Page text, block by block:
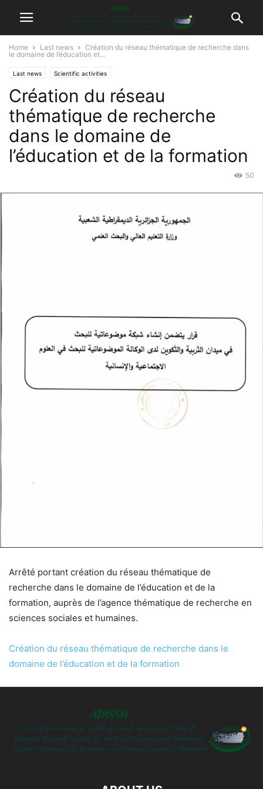
Home Last news
Création du réseau thématique de recherche dans
le domaine de l’éducation et...
Last news Scientific activities
Création du réseau
thématique de recherche
dans le domaine de
l’éducation et de la formation
50
Arrêté portant création du réseau thématique de
recherche dans le domaine de l’éducation et de la
formation, auprès de l’agence thématique de recherche en
sciences sociales et humaines.
Création du réseau thématique de recherche dans le
domaine de l’éducation et de la formation